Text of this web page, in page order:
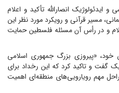
انصارالله تأکید و اعلام
مسیر قرآنی و رویکرد مورد نظر این
و در رأس آن مسئله فلسطین حمایت
«پیروزی بزرگ جمهوری اسلامی
گفت و تاکید کرد که این رخداد برای
مهم رویارویی‌های منطقه‌ای اهمیت